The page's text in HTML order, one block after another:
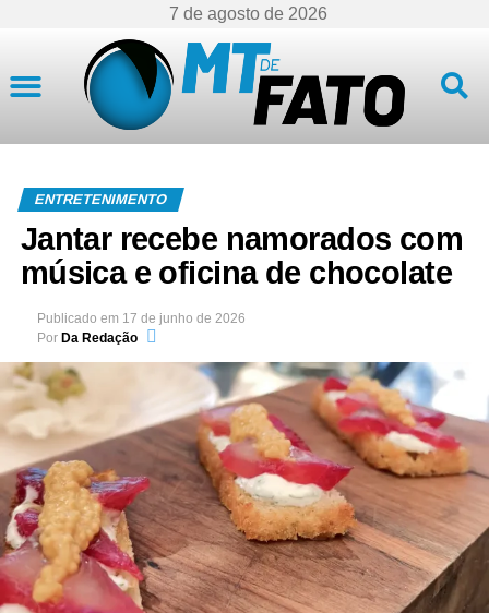
7 de agosto de 2026
ENTRETENIMENTO
Jantar recebe namorados com
música e oficina de chocolate
Publicado em 17 de junho de 2026
Por Da Redação